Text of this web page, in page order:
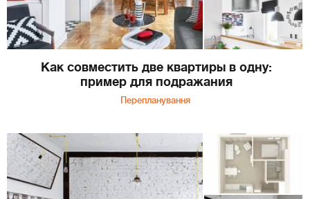
Как совместить две квартиры в одну:
пример для подражания
Перепланування